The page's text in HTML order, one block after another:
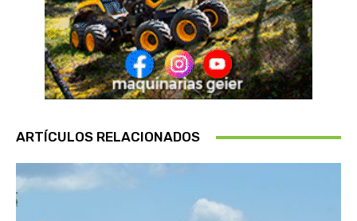
ARTÍCULOS RELACIONADOS